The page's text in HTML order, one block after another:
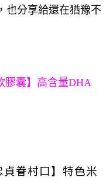
也分享給還在猶豫不